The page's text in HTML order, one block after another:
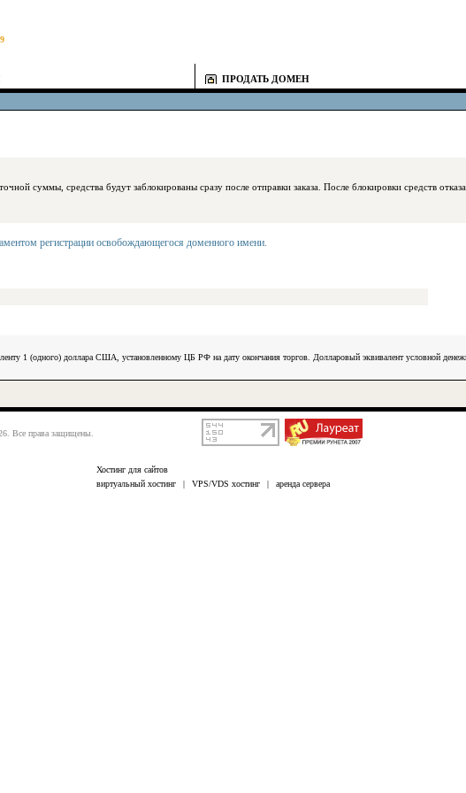
ПРОДАТЬ ДОМЕН
будут заблокированы сразу после отправки заказа. После блокировки средств отказаться
регистрации освобождающегося доменного имени.
1 (одного) доллара США, установленному ЦБ РФ на дату окончания торгов. Долларовый эквивалент условной
Все права защищены.
Хостинг для сайтов
виртуальный хостинг
| VPS/VDS хостинг | аренда сервера